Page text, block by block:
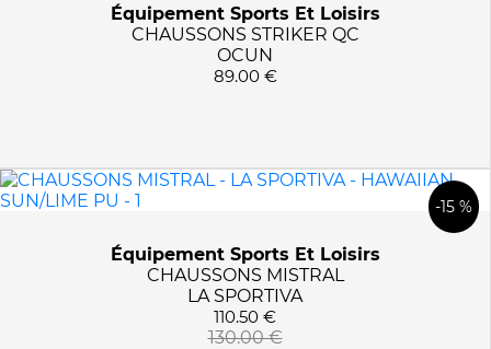
Équipement Sports Et Loisirs
CHAUSSONS STRIKER QC
OCUN
89.00 €
-15 %
Équipement Sports Et Loisirs
CHAUSSONS MISTRAL
LA SPORTIVA
110.50 €
130.00 €